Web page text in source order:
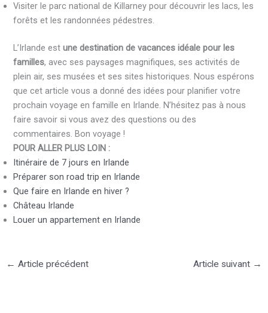
Visiter le parc national de Killarney pour découvrir les lacs, les
forêts et les randonnées pédestres.
L’Irlande estune destination de vacances idéale pour les
familles, avec ses paysages magnifiques, ses activités de
plein air, ses musées et ses sites historiques. Nous espérons
que cet article vous a donné des idées pour planifier votre
prochain voyage en famille en Irlande. N’hésitez pas à nous
faire savoir si vous avez des questions ou des
commentaires. Bon voyage !
POUR ALLER PLUS LOIN :
Itinéraire de 7 jours en Irlande
Préparer son road trip en Irlande
Que faire en Irlande en hiver ?
Château Irlande
Louer un appartement en Irlande
← Article précédent Article suivant →